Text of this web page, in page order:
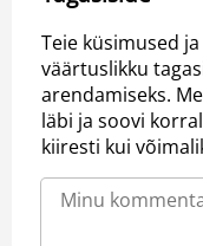
Teie küsimused
väärtuslikku
arendamiseks.
läbi ja soovi
kiiresti kui